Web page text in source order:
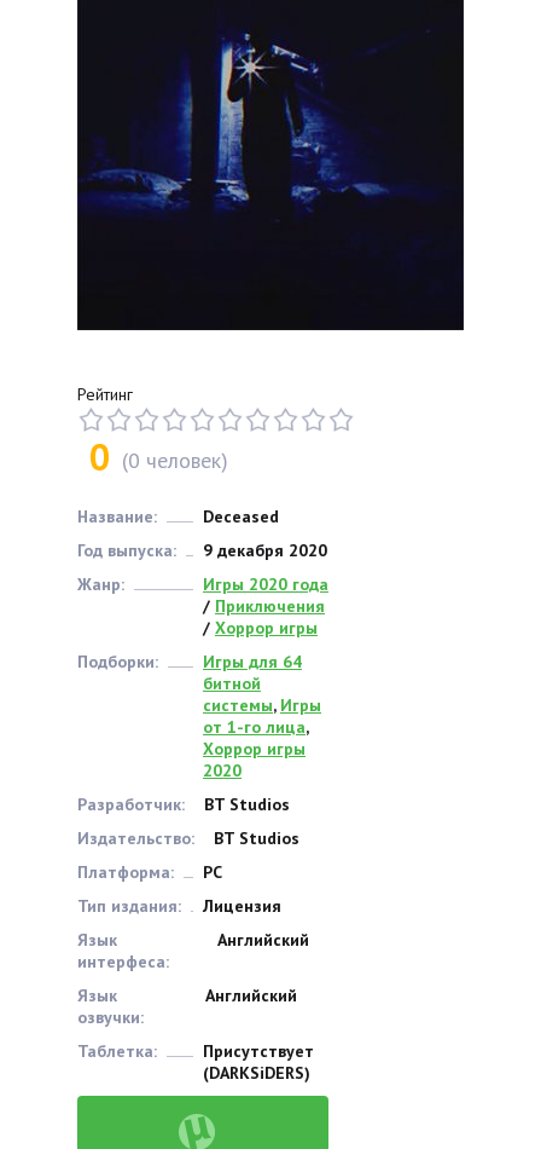
Рейтинг
0 (0 человек)
Название:
Deceased
Год выпуска:
9 декабря 2020
Жанр:
Игры 2020 года
/ Приключения
/ Хоррор игры
Подборки:
Игры для 64
битной
системы, Игры
от 1-го лица,
Хоррор игры
2020
Разработчик:
BT Studios
Издательство:
BT Studios
Платформа:
PC
Тип издания:
Лицензия
Язык
интерфеса:
Английский
Язык
озвучки:
Английский
Таблетка:
Присутствует
(DARKSiDERS)